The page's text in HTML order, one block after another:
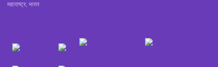
महाराष्ट्र, भारत